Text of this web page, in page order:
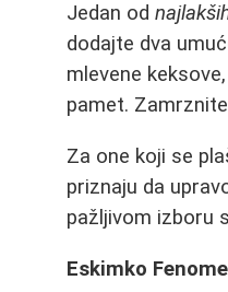
Jedan od
dodajte dva
mlevene
pamet.
Za one koji se
priznaju da
pažljivom izboru
Eskimko